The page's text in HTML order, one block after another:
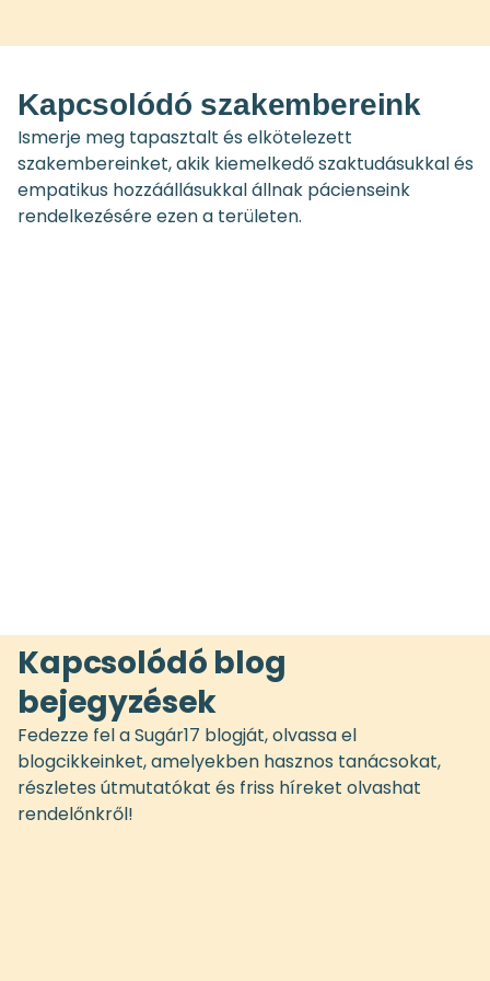
Kapcsolódó szakembereink
Ismerje meg tapasztalt és elkötelezett
szakembereinket, akik kiemelkedő szaktudásukkal és
empatikus hozzáállásukkal állnak pácienseink
rendelkezésére ezen a területen.
Kapcsolódó blog
bejegyzések
Fedezze fel a Sugár17 blogját, olvassa el
blogcikkeinket, amelyekben hasznos tanácsokat,
részletes útmutatókat és friss híreket olvashat
rendelőnkről!